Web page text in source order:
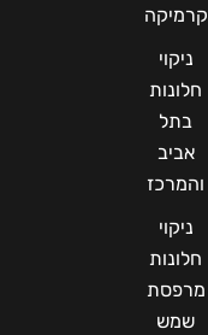
קרמיקה
ניקוי
חלונות
בתל
אביב
והמרכז
ניקוי
חלונות
מרפסת
שמש